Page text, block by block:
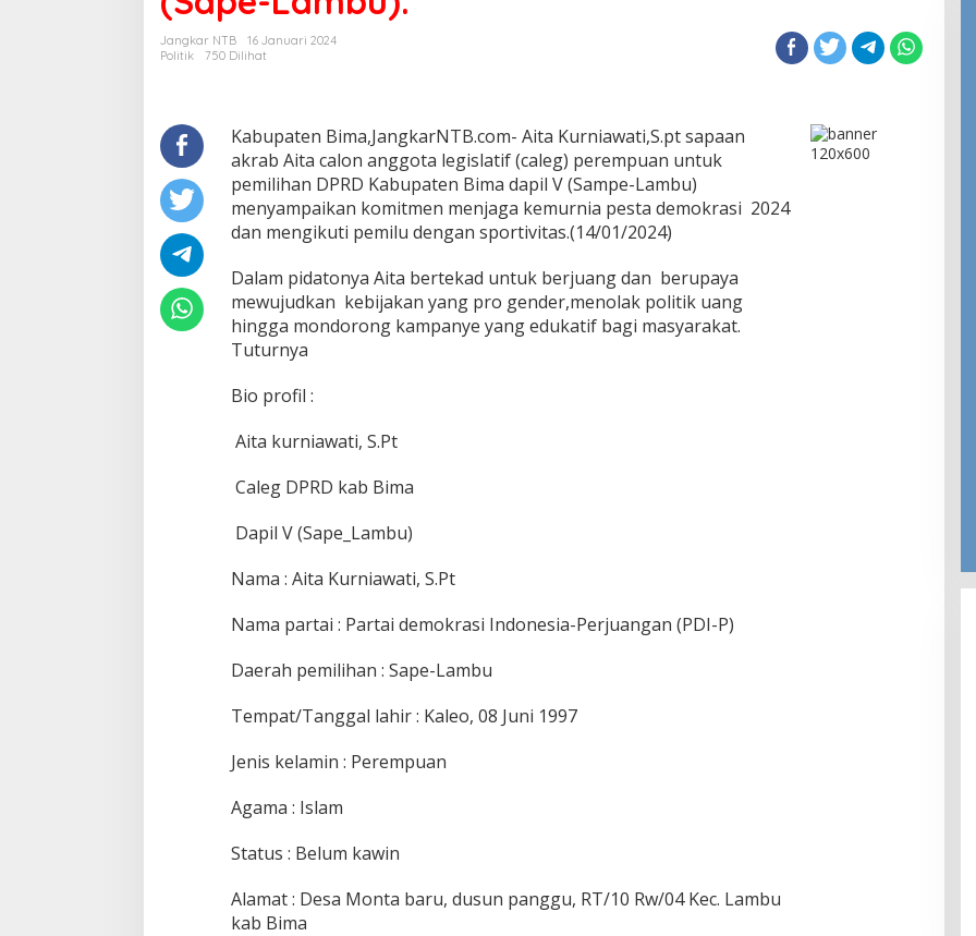
Calon
Anggoto
V
(Sape-
Lambu).
Jangkar NTB
16 Januari 2024
Politik
750 Dilihat
Kabupaten Bima,JangkarNTB.com- Aita Kurniawati,S.pt sapaan
akrab Aita calon anggota legislatif (caleg) perempuan untuk
pemilihan DPRD Kabupaten Bima dapil V (Sampe-Lambu)
menyampaikan komitmen menjaga kemurnia pesta demokrasi 2024
dan mengikuti pemilu dengan sportivitas.(14/01/2024)
Dalam pidatonya Aita bertekad untuk berjuang dan berupaya
mewujudkan kebijakan yang pro gender,menolak politik uang
hingga mondorong kampanye yang edukatif bagi masyarakat.
Tuturnya
Bio profil :
Aita kurniawati, S.Pt
Caleg DPRD kab Bima
Dapil V (Sape_Lambu)
Nama : Aita Kurniawati, S.Pt
Nama partai : Partai demokrasi Indonesia-Perjuangan (PDI-P)
Daerah pemilihan : Sape-Lambu
Tempat/Tanggal lahir : Kaleo, 08 Juni 1997
Jenis kelamin : Perempuan
Agama : Islam
Status : Belum kawin
Alamat : Desa Monta baru, dusun panggu, RT/10 Rw/04 Kec. Lambu
kab Bima